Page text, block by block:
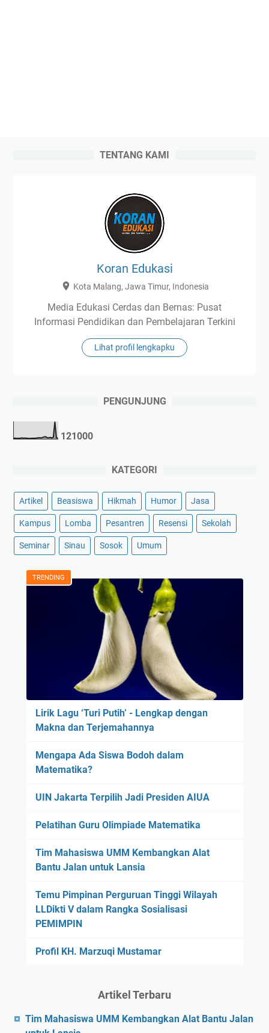
TENTANG KAMI
Koran Edukasi
Kota Malang, Jawa Timur, Indonesia
Media Edukasi Cerdas dan Bernas: Pusat
Informasi Pendidikan dan Pembelajaran Terkini
Lihat profil lengkapku
PENGUNJUNG
121000
KATEGORI
Artikel Beasiswa Hikmah Humor Jasa
Kampus Lomba Pesantren Resensi Sekolah
Seminar Sinau Sosok Umum
TRENDING
Lirik Lagu ‘Turi Putih’ - Lengkap dengan
Makna dan Terjemahannya
Mengapa Ada Siswa Bodoh dalam
Matematika?
UIN Jakarta Terpilih Jadi Presiden AIUA
Pelatihan Guru Olimpiade Matematika
Tim Mahasiswa UMM Kembangkan Alat
Bantu Jalan untuk Lansia
Temu Pimpinan Perguruan Tinggi Wilayah
LLDikti V dalam Rangka Sosialisasi
PEMIMPIN
Profil KH. Marzuqi Mustamar
Artikel Terbaru
Tim Mahasiswa UMM Kembangkan Alat Bantu Jalan